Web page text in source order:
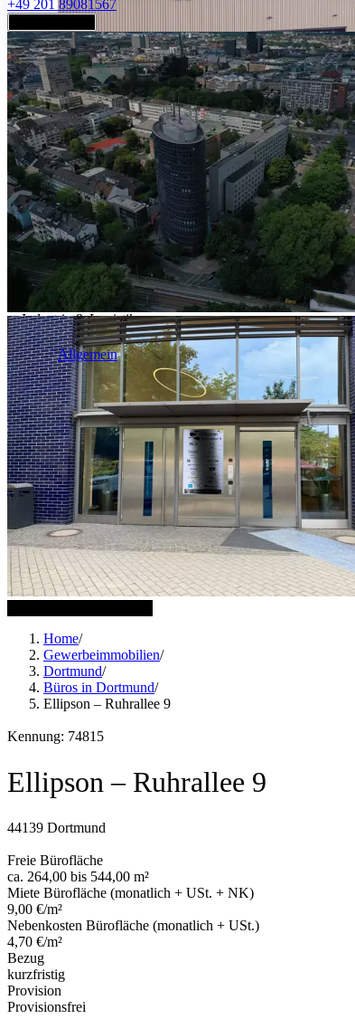
Industrie & Logistik
Allgemein
+49 201 89081567
Home/
Gewerbeimmobilien/
Dortmund/
Büros in Dortmund/
Ellipson – Ruhrallee 9
Kennung: 74815
Ellipson – Ruhrallee 9
44139 Dortmund
Freie Bürofläche
ca. 264,00 bis 544,00 m²
Miete Bürofläche (monatlich + USt. + NK)
9,00 €/m²
Nebenkosten Bürofläche (monatlich + USt.)
4,70 €/m²
Bezug
kurzfristig
Provision
Provisionsfrei